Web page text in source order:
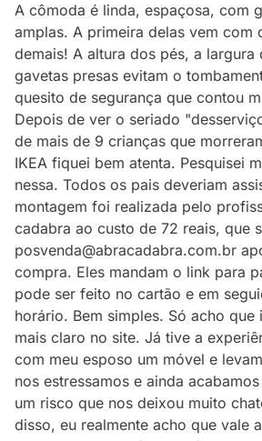
A cômoda é linda, espaçosa, com
amplas. A primeira delas vem com
demais! A altura dos pés, a largura
gavetas presas evitam o
quesito de segurança que contou
Depois de ver o seriado
de mais de 9 crianças que
IKEA fiquei bem atenta. Pesquisei
nessa. Todos os pais deveriam
montagem foi realizada pelo
cadabra ao custo de 72 reais, que
posvenda@abracadabra.com.br
compra. Eles mandam o link para
pode ser feito no cartão e em
horário. Bem simples. Só acho que
mais claro no site. Já tive a
com meu esposo um móvel e
nos estressamos e ainda
um risco que nos deixou muito
disso, eu realmente acho que vale